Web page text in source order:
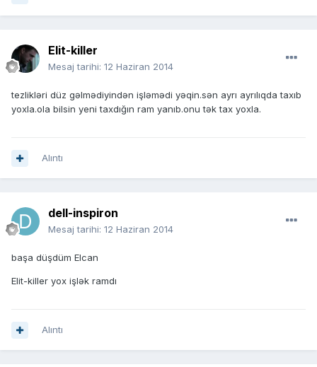
Elit-killer
Mesaj tarihi: 12 Haziran 2014
tezlikləri düz gəlmədiyindən işləmədi yəqin.sən ayrı ayrılıqda taxıb
yoxla.ola bilsin yeni taxdığın ram yanıb.onu tək tax yoxla.
Alıntı
dell-inspiron
Mesaj tarihi: 12 Haziran 2014
başa düşdüm Elcan
Elit-killer yox işlək ramdı
Alıntı